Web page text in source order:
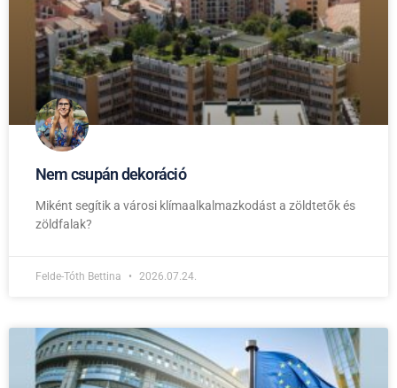
Nem csupán dekoráció
Miként segítik a városi klímaalkalmazkodást a zöldtetők és
zöldfalak?
Felde-Tóth Bettina 2026.07.24.